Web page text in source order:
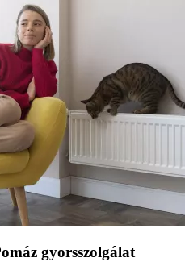
gyorsszolgálat